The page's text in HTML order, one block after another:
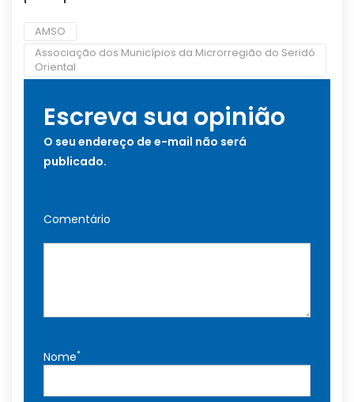
AMSO
Associação dos Municípios da Microrregião do Seridó
Oriental
Escreva sua opinião
O seu endereço de e-mail não será
publicado.
Comentário
Nome*